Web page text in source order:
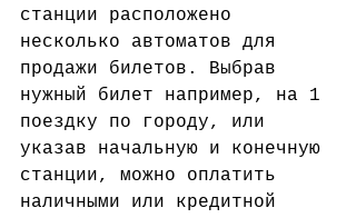
станции расположено
несколько автоматов для
продажи билетов. Выбрав
нужный билет например, на 1
поездку по городу, или
указав начальную и конечную
станции, можно оплатить
наличными или кредитной